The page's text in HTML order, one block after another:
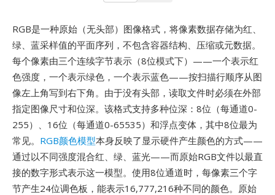
RGB是一种原始（无头部）图像格式，将像素数据存储为红、
绿、蓝采样值的平面序列，不包含容器结构、压缩或元数据。
每个像素由三个连续字节表示（8位模式下）——一个表示红
色强度，一个表示绿色，一个表示蓝色——按扫描行顺序从图
像左上角写到右下角。由于没有头部，读取文件时必须在外部
指定图像尺寸和位深。该格式支持多种位深：8位（每通道0-
255）、16位（每通道0-65535）和浮点变体，其中8位最为
常见。 RGB颜色模型本身反映了显示硬件产生颜色的方式——
通过以不同强度混合红、绿、蓝光——而原始RGB文件以最直
接的数字形式表示这一模型。使用8位通道时，每像素三个字
节产生24位调色板，能表示16,777,216种不同的颜色。原始